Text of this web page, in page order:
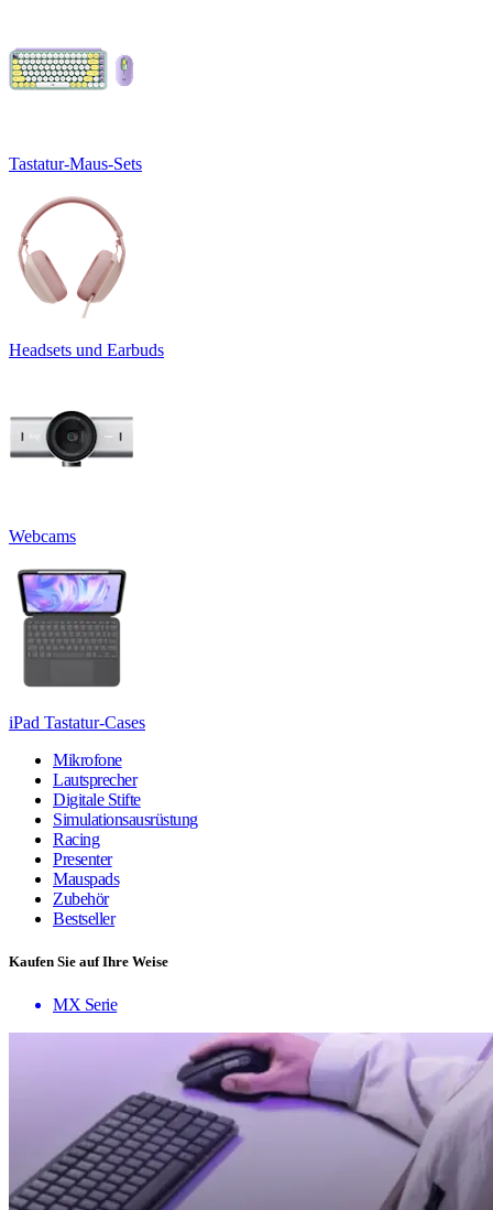
Tastatur-Maus-Sets
Headsets und Earbuds
Webcams
iPad Tastatur-Cases
Mikrofone
Lautsprecher
Digitale Stifte
Simulationsausrüstung
Racing
Presenter
Mauspads
Zubehör
Bestseller
Kaufen Sie auf Ihre Weise
MX Serie